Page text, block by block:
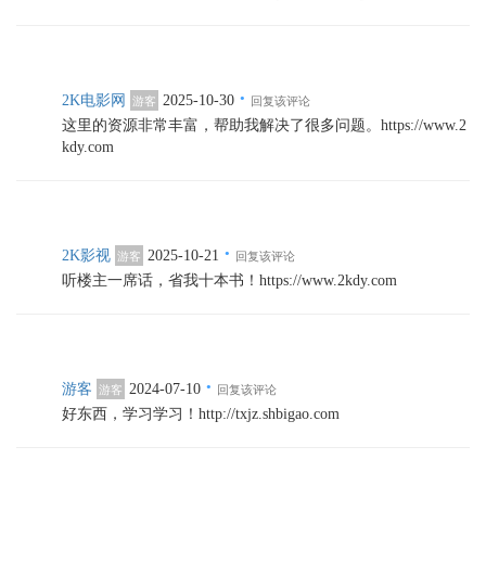
2K电影网 游客 2025-10-30 · 回复该评论
这里的资源非常丰富，帮助我解决了很多问题。https://www.2
kdy.com
2K影视 游客 2025-10-21 · 回复该评论
听楼主一席话，省我十本书！https://www.2kdy.com
游客 游客 2024-07-10 · 回复该评论
好东西，学习学习！http://txjz.shbigao.com